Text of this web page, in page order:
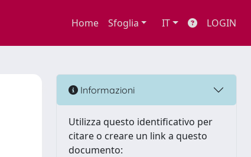
Home Sfoglia IT LOGIN
Informazioni
Utilizza questo identificativo per
citare o creare un link a questo
documento: